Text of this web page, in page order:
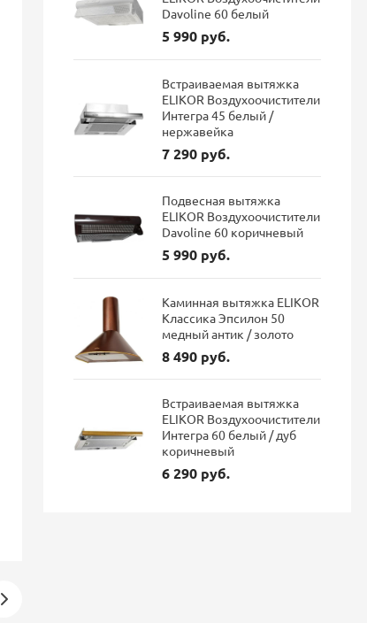
Davoline 60 белый
5 990 руб.
Встраиваемая вытяжка
ELIKOR Воздухоочистители
Интегра 45 белый /
нержавейка
7 290 руб.
Подвесная вытяжка
ELIKOR Воздухоочистители
Davoline 60 коричневый
5 990 руб.
Каминная вытяжка ELIKOR
Классика Эпсилон 50
медный антик / золото
8 490 руб.
Встраиваемая вытяжка
ELIKOR Воздухоочистители
Интегра 60 белый / дуб
коричневый
6 290 руб.